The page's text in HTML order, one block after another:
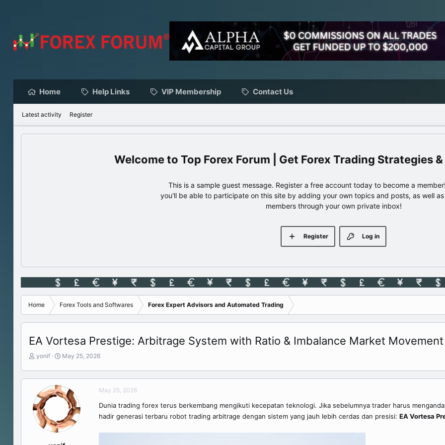
Home Help Links VIP Membership Contact Us
Latest activity Register
Top Forex Forum | Get Forex Trading Strategies
This is a sample guest message. Register a free account today to become a
you'll be able to participate on this site by adding your own topics and posts, as well
members through your own private inbox!
Log in
Register
Home Forex Tools and Softwares Forex Expert Advisors and Automated Trading
EA Vortesa Prestige: Arbitrage System with Ratio & Imbalance Market Movement
T
r
a
d
s
t
a
yonif
S
a
t
d
t
e
May 25, 2026
May 25, 2026
Dunia trading forex terus berkembang mengikuti kecepatan teknologi. Jika sebelumnya trader harus
hadir generasi terbaru robot trading arbitrage dengan sistem yang jauh lebih cerdas dan presisi: EA Vortesa